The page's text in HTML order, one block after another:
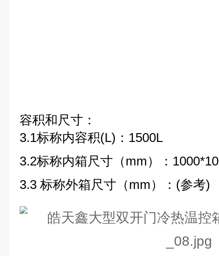
容积和尺寸 ：
3.1标称内容积(L) ： 1500L
3.2标称内箱尺寸 （mm ）：
3.3 标称外箱尺寸（mm ）： (参考)